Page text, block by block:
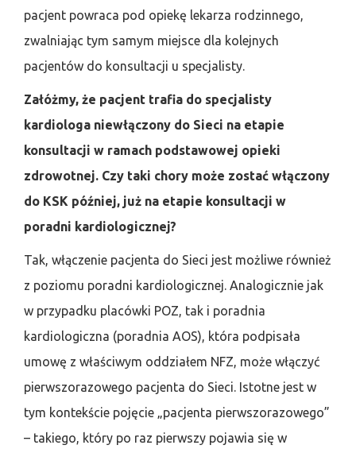
pacjent powraca pod opiekę lekarza rodzinnego,
zwalniając tym samym miejsce dla kolejnych
pacjentów do konsultacji u specjalisty.
Załóżmy, że pacjent trafia do specjalisty
kardiologa niewłączony do Sieci na etapie
konsultacji w ramach podstawowej opieki
zdrowotnej. Czy taki chory może zostać włączony
do KSK później, już na etapie konsultacji w
poradni kardiologicznej?
Tak, włączenie pacjenta do Sieci jest możliwe również
z poziomu poradni kardiologicznej. Analogicznie jak
w przypadku placówki POZ, tak i poradnia
kardiologiczna (poradnia AOS), która podpisała
umowę z właściwym oddziałem NFZ, może włączyć
pierwszorazowego pacjenta do Sieci. Istotne jest w
tym kontekście pojęcie „pacjenta pierwszorazowego”
– takiego, który po raz pierwszy pojawia się w